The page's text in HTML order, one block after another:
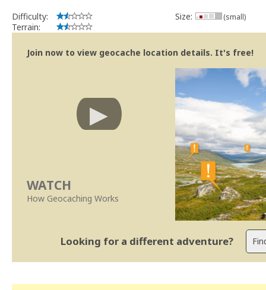
Difficulty:
Terrain:
Size: (small)
Join now to view geocache location details. It's free!
WATCH
How Geocaching Works
Looking for a different adventure?